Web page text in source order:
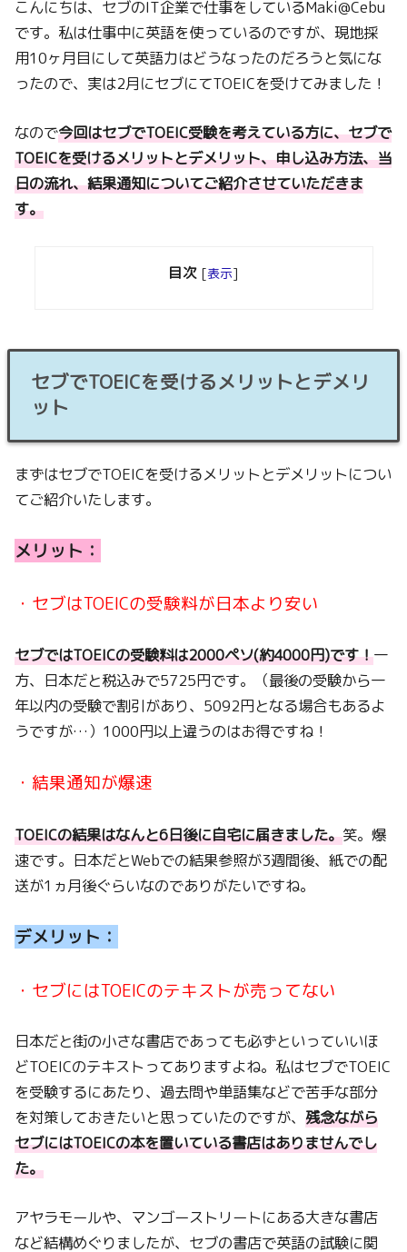
こんにちは、セブのIT企業で仕事をしているMaki@Cebu
です。私は仕事中に英語を使っているのですが、現地採
用10ヶ月目にして英語力はどうなったのだろうと気にな
ったので、実は2月にセブにてTOEICを受けてみました！
なので今回はセブでTOEIC受験を考えている方に、セブで
TOEICを受けるメリットとデメリット、申し込み方法、当
日の流れ、結果通知についてご紹介させていただきま
す。
目次 [表示]
セブでTOEICを受けるメリットとデメリ
ット
まずはセブでTOEICを受けるメリットとデメリットについ
てご紹介いたします。
メリット：
・セブはTOEICの受験料が日本より安い
セブではTOEICの受験料は2000ペソ(約4000円)です！一
方、日本だと税込みで5725円です。（最後の受験から一
年以内の受験で割引があり、5092円となる場合もあるよ
うですが…）1000円以上違うのはお得ですね！
・結果通知が爆速
TOEICの結果はなんと6日後に自宅に届きました。笑。爆
速です。日本だとWebでの結果参照が3週間後、紙での配
送が1ヵ月後ぐらいなのでありがたいですね。
デメリット：
・セブにはTOEICのテキストが売ってない
日本だと街の小さな書店であっても必ずといっていいほ
どTOEICのテキストってありますよね。私はセブでTOEIC
を受験するにあたり、過去問や単語集などで苦手な部分
を対策しておきたいと思っていたのですが、残念ながら
セブにはTOEICの本を置いている書店はありませんでし
た。
アヤラモールや、マンゴーストリートにある大きな書店
など結構めぐりましたが、セブの書店で英語の試験に関